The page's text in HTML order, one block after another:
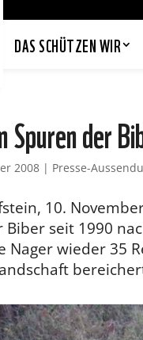
DAS SCHÜTZEN WIR
Spuren der
2008 | Presse-
10.
Biber seit 1990
Nager wieder 35